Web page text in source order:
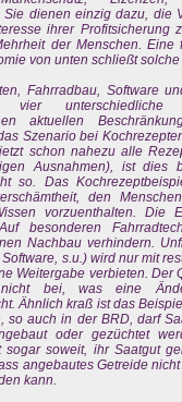
Sie dienen einzig dazu, die
ihrer Profitsicherung
der Menschen. Eine
von unten schließt
Fahrradbau, Software
vier unterschiedliche
aktuellen
Szenario bei
schon nahezu alle
Ausnahmen), ist dies
so. Das
den
vorzuenthalten. Die
besonderen
Nachbau verhindern.
s.u.) wird nur mit
Weitergabe verbieten. Der
nicht bei, was eine
Ähnlich kraß ist das
so auch in der BRD, darf
oder gezüchtet
sogar soweit, ihr Saatgut
angebautes Getreide
kann.